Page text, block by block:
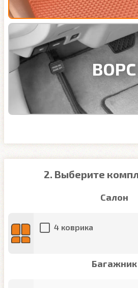
ВОРС
2. Выберите
Салон
4 коврика
Багажник